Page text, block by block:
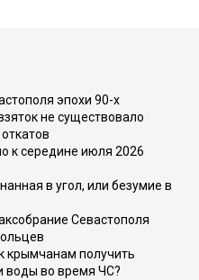
эпохи 90-х
не существовало
к середине июля 2026
в угол, или безумие в
Севастополя
крымчанам получить
воды во время ЧС?